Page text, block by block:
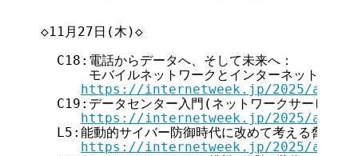
◇11月27日(木)◇
  C18:電話からデータへ、そして未来へ：
モバイルネットワークとインターネットの歩
https://internetweek.jp/2025/
C19:データセンター入門(ネットワークサービス編
https://internetweek.jp/2025/
L5:能動的サイバー防御時代に改めて考える脅威情
https://internetweek.jp/2025/